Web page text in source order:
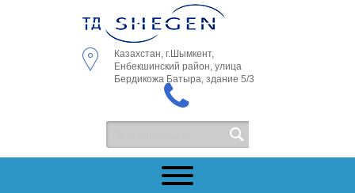
Казахстан, г.Шымкент,
Енбекшинский район, улица
Бердикожа Батыра, здание 5/3